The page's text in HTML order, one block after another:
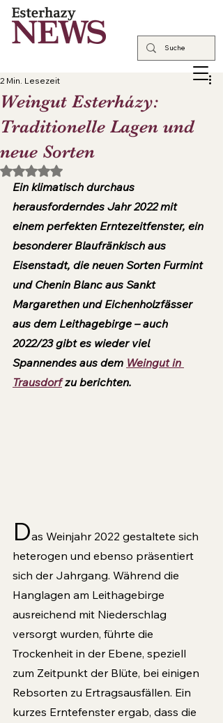
Weingut Esterházy:
Traditionelle Lagen und
neue Sorten
2 Min. Lesezeit
Mit NaN von 5 Sternen bewertet.
Ein klimatisch durchaus
herausforderndes Jahr 2022 mit
einem perfekten Erntezeitfenster, ein
besonderer Blaufränkisch aus
Eisenstadt, die neuen Sorten Furmint
und Chenin Blanc aus Sankt
Margarethen und Eichenholzfässer
aus dem Leithagebirge – auch
2022/23 gibt es wieder viel
Spannendes aus dem Weingut in
Trausdorf zu berichten.
Das Weinjahr 2022 gestaltete sich
he­terogen und ebenso präsentiert
sich der Jahrgang. Während die
Hanglagen am Leithagebirge
ausreichend mit Niederschlag
versorgt wurden, führte die
Trockenheit in der Ebene, speziell
zum Zeitpunkt der Blüte, bei einigen
Rebsorten zu Ertragsausfällen. Ein
kurzes Erntefenster ergab, dass die